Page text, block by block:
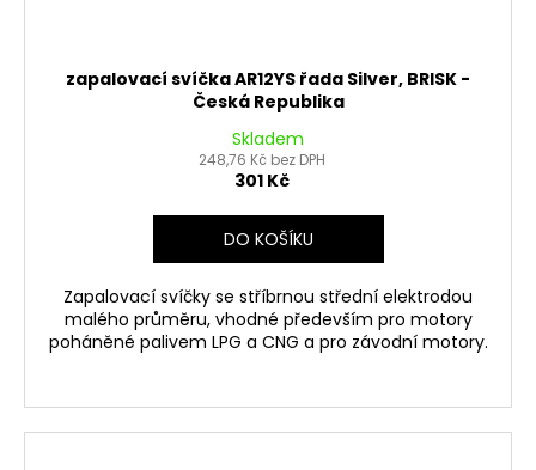
zapalovací svíčka AR12YS řada Silver, BRISK -
Česká Republika
Skladem
248,76 Kč bez DPH
301 Kč
DO KOŠÍKU
Zapalovací svíčky se stříbrnou střední elektrodou
malého průměru, vhodné především pro motory
poháněné palivem LPG a CNG a pro závodní motory.